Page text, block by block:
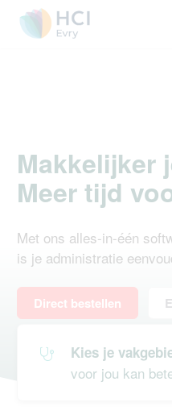
Makkelijker
Meer tijd
Met ons alles-in-één
is je administratie
Direct bestellen
Kies je
voor jou kan